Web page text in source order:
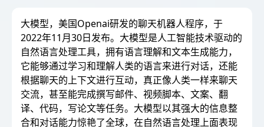
大模型，美国Openai研发的聊天机器人程序，于
2022年11月30日发布。大模型是人工智能技术驱动的
自然语言处理工具，拥有语言理解和文本生成能力，
它能够通过学习和理解人类的语言来进行对话，还能
根据聊天的上下文进行互动，真正像人类一样来聊天
交流，甚至能完成撰写邮件、视频脚本、文案、翻
译、代码，写论文等任务。大模型以其强大的信息整
合和对话能力惊艳了全球，在自然语言处理上面表现